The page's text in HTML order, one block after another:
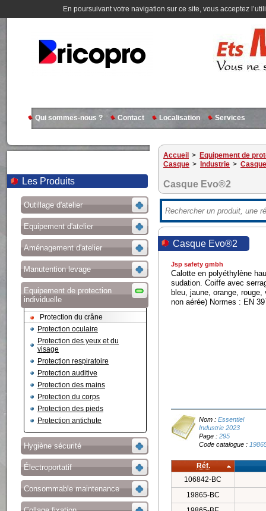
En poursuivant votre navigation sur ce site, vous acceptez
Qui sommes-nous ? Contact Localisation Services
Les Produits
Outillage d'atelier
Equipement d'atelier
Aménagement d'atelier
Manutention levage
Equipement de protection
individuelle
Protection du crâne
Protection oculaire
Protection des yeux et du
visage
Protection respiratoire
Protection auditive
Protection des mains
Protection du corps
Protection des pieds
Protection antichute
Hygiène sécurité
Électroportatif
Consommable maintenance
Accueil > Equipement de
Casque > Industrie >
Casque Evo®2
Casque Evo®2
Jsp safety gmbh
Calotte en polyéthylène
sudation. Coiffe avec
bleu, jaune, orange,
non aérée) Normes : EN
Nom :Essentiel
Industrie 2023
Page :295
Code catalogue :
Réf.
106842-BC
19865-BC